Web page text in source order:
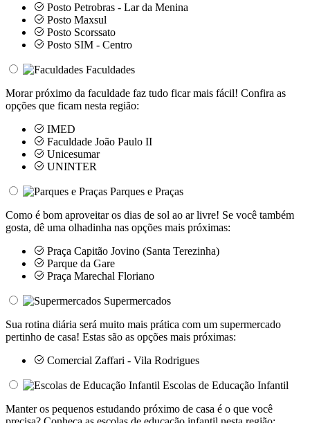
Posto Petrobras - Lar da Menina
Posto Maxsul
Posto Scorssato
Posto SIM - Centro
Faculdades
Morar próximo da faculdade faz tudo ficar mais fácil! Confira as
opções que ficam nesta região:
IMED
Faculdade João Paulo II
Unicesumar
UNINTER
Parques e Praças
Como é bom aproveitar os dias de sol ao ar livre! Se você também
gosta, dê uma olhadinha nas opções mais próximas:
Praça Capitão Jovino (Santa Terezinha)
Parque da Gare
Praça Marechal Floriano
Supermercados
Sua rotina diária será muito mais prática com um supermercado
pertinho de casa! Estas são as opções mais próximas:
Comercial Zaffari - Vila Rodrigues
Escolas de Educação Infantil
Manter os pequenos estudando próximo de casa é o que você